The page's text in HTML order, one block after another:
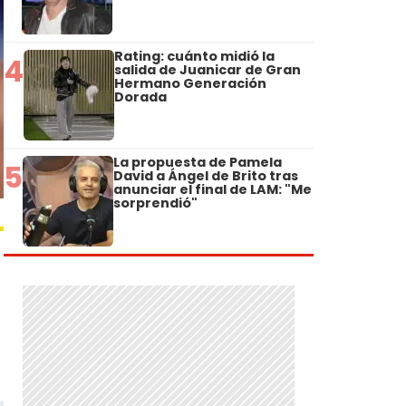
4 Rating: cuánto midió la
salida de Juanicar de Gran
Hermano Generación
Dorada
5 La propuesta de Pamela
David a Ángel de Brito tras
anunciar el final de LAM: "Me
sorprendió"